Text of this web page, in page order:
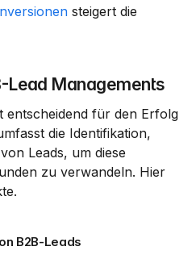
steigert die
Lead Managements
entscheidend für den Erfolg
die Identifikation,
Leads, um diese
zu verwandeln. Hier
B2B-Leads